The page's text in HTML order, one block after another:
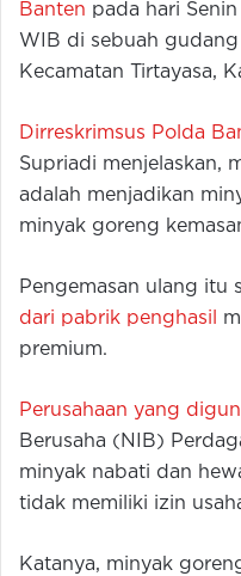
Banten pada hari
WIB di sebuah
Kecamatan Tirtayasa,
Dirreskrimsus Polda
Supriadi menjelaskan,
adalah menjadikan
minyak goreng
Pengemasan ulang itu
dari pabrik penghasil
premium.
Perusahaan yang
Berusaha (NIB)
minyak nabati dan
tidak memiliki izin
Katanya, minyak